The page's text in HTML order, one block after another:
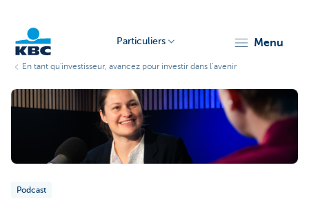
Particuliers menu
En tant qu'investisseur, avancez pour investir dans l’avenir
Podcast